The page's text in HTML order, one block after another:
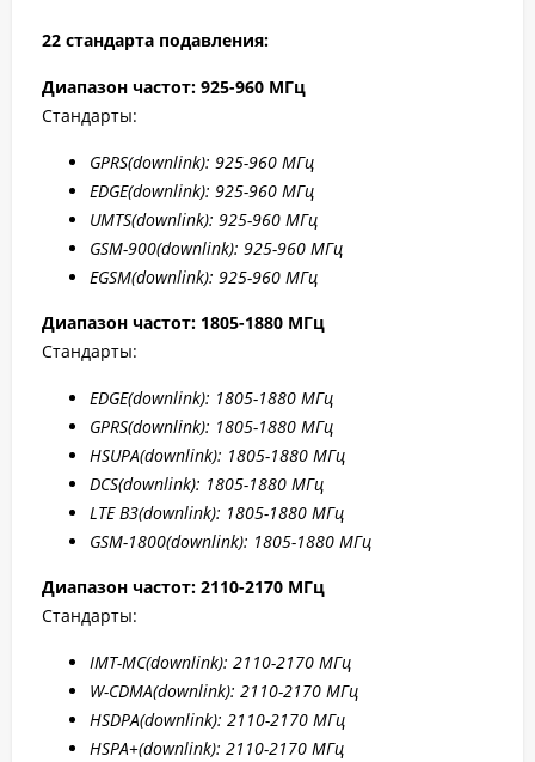
22 стандарта подавления:
Диапазон частот: 925-960 МГц
Стандарты:
GPRS(downlink): 925-960 МГц
EDGE(downlink): 925-960 МГц
UMTS(downlink): 925-960 МГц
GSM-900(downlink): 925-960 МГц
EGSM(downlink): 925-960 МГц
Диапазон частот: 1805-1880 МГц
Стандарты:
EDGE(downlink): 1805-1880 МГц
GPRS(downlink): 1805-1880 МГц
HSUPA(downlink): 1805-1880 МГц
DCS(downlink): 1805-1880 МГц
LTE B3(downlink): 1805-1880 МГц
GSM-1800(downlink): 1805-1880 МГц
Диапазон частот: 2110-2170 МГц
Стандарты:
IMT-MC(downlink): 2110-2170 МГц
W-CDMA(downlink): 2110-2170 МГц
HSDPA(downlink): 2110-2170 МГц
HSPA+(downlink): 2110-2170 МГц